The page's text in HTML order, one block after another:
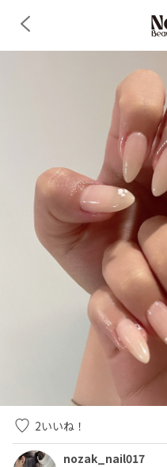
2いいね！
nozak_nail017